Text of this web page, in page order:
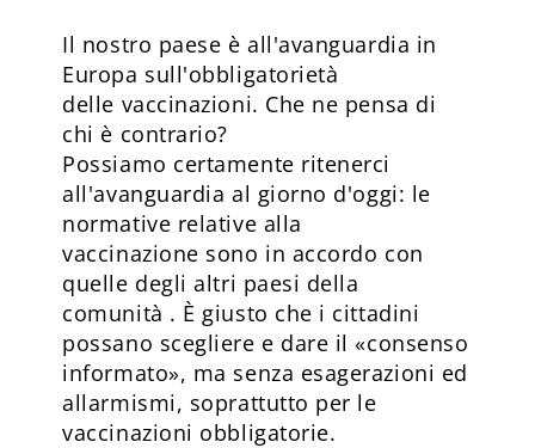
Il nostro paese è all'avanguardia in
Europa sull'obbligatorietà
delle vaccinazioni. Che ne pensa di
chi è contrario?
Possiamo certamente ritenerci
all'avanguardia al giorno d'oggi: le
normative relative alla
vaccinazione sono in accordo con
quelle degli altri paesi della
comunità . È giusto che i cittadini
possano scegliere e dare il «consenso
informato», ma senza esagerazioni ed
allarmismi, soprattutto per le
vaccinazioni obbligatorie.